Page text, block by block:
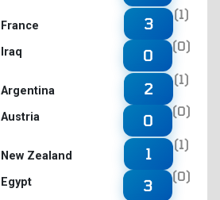
France
Iraq
3
(1)
0
(0)
Argentina
Austria
2
(1)
0
(0)
New Zealand
Egypt
1
(1)
3
(0)